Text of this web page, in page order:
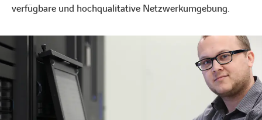
BRANCHEN
NEWS UND INSIGHTS
REFERENZEN
verfügbare und hochqualitative Netzwerkumgebung.